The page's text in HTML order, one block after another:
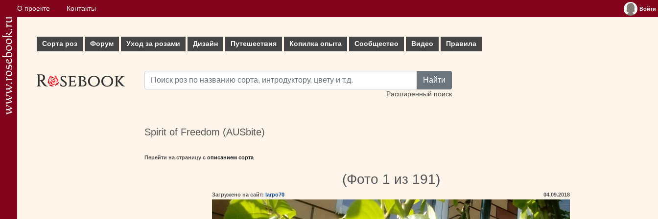
О проекте Контакты Войти
Сорта роз Форум Уход за розами Дизайн Путешествия Копилка опыта Сообщество Видео Правила
Найти
Расширенный поиск
Spirit of Freedom (AUSbite)
Перейти на страницу с описанием сорта
(Фото 1 из 191)
Загружено на сайт: larpo70 04.09.2018